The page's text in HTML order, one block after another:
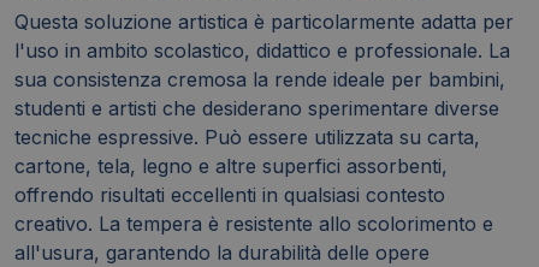
Questa soluzione artistica è particolarmente adatta per
l'uso in ambito scolastico, didattico e professionale. La
sua consistenza cremosa la rende ideale per bambini,
studenti e artisti che desiderano sperimentare diverse
tecniche espressive. Può essere utilizzata su carta,
cartone, tela, legno e altre superfici assorbenti,
offrendo risultati eccellenti in qualsiasi contesto
creativo. La tempera è resistente allo scolorimento e
all'usura, garantendo la durabilità delle opere